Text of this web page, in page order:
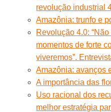
revolução industrial
Amazônia: trunfo e
Revolução 4.0:
momentos de forte
viveremos”.
Amazônia: avanços
A importância das
Uso racional dos
melhor estratégia